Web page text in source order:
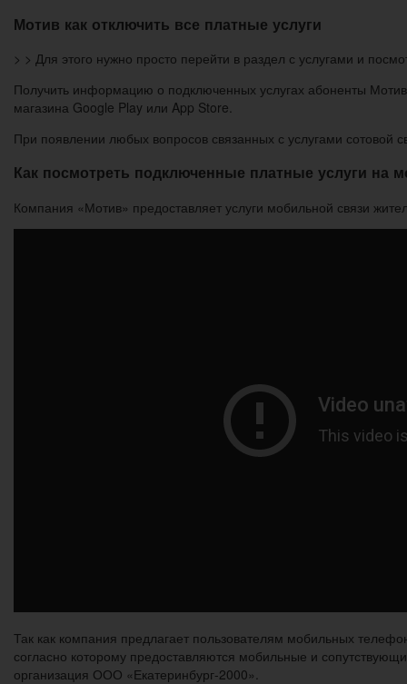
Мотив как отключить все платные услуги
> > Для этого нужно просто перейти в раздел с услугами и
Получить информацию о подключенных услугах абоненты
магазина Google Play или App Store.
При появлении любых вопросов связанных с услугами сотовой
Как посмотреть подключенные платные услуги на
Компания «Мотив» предоставляет услуги мобильной связи
Так как компания предлагает пользователям мобильных
согласно которому предоставляются мобильные и
организация ООО «Екатеринбург-2000».